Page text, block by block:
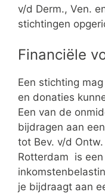
v/d Derm., Ven.
stichtingen
Financiële
Een stichting
en donaties
Een van de
bijdragen aan
tot Bev. v/d
Rotterdam is
je bijdraagt aan